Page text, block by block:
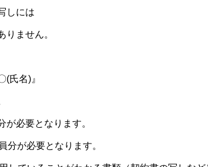
しには
りません。
(氏名)』
必要となります。
が必要となります。